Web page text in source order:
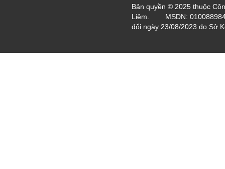
Bản quyền © 2025 thuộc
Liêm. MSDN:
đổi ngày 23/08/2023 do Sở